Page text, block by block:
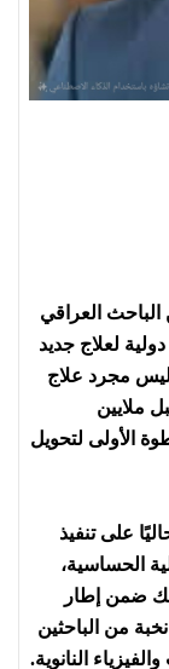
العراقي
لعلاج جديد
مجرد علاج
ملايين
الأولى لتحويل
على تنفيذ
الحساسية،
ضمن إطار
من الباحثين
النانوية.